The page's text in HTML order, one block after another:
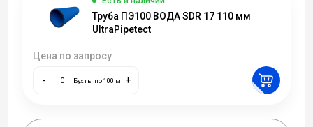
Труба ПЭ100 ВОДА SDR 17 110 мм
UltraPipetect
Цена по запросу
- Бухты по 100 м +